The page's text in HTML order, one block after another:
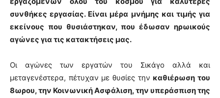
συνθήκες εργασίας. Είναι μέρα μνήμης και τιμής για
εκείνους που θυσιάστηκαν, που έδωσαν ηρωικούς
αγώνες για τις κατακτήσεις μας.
Οι αγώνες των εργατών του Σικάγο αλλά και
μεταγενέστερα, πέτυχαν με θυσίες την καθιέρωση του
8ωρου, την Κοινωνική Ασφάλιση, την υπεράσπιση της